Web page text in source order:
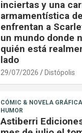
inciertas y una
armamentística
enfrentan a
un mundo donde
quién está
lado
29/07/2026 Distópolis
CÓMIC & NOVELA GRÁFICA
HUMOR
Astiberri